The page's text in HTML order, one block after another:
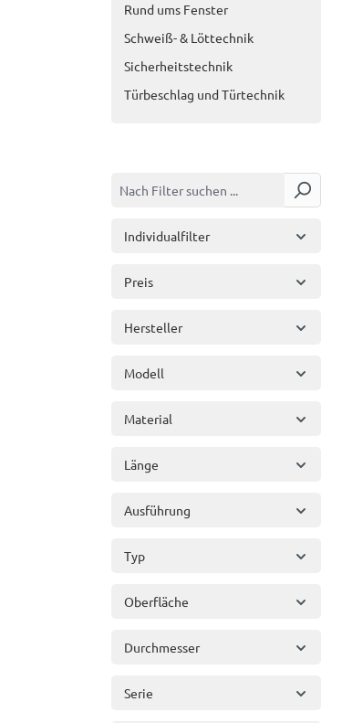
Rund ums Fenster
Schweiß- & Löttechnik
Sicherheitstechnik
Türbeschlag und Türtechnik
Individualfilter
Preis
Hersteller
Modell
Material
Länge
Ausführung
Typ
Oberfläche
Durchmesser
Serie